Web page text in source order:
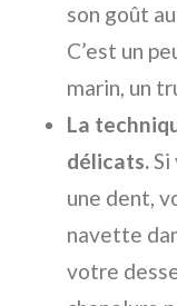
son goût
C’est un
marin, un
La
délicats.Si
une dent,
navette
votre